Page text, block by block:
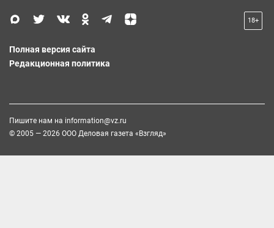
18+
Полная версия сайта
Редакционная политика
Пишите нам на information@vz.ru
© 2005 — 2026 ООО Деловая газета «Взгляд»